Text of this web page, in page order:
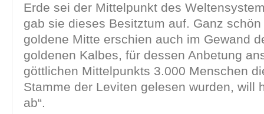
Erde sei der Mittelpunkt des
gab sie dieses Besitztum auf. Ganz
goldene Mitte erschien auch im Gewand
goldenen Kalbes, für dessen Anbetung
göttlichen Mittelpunkts 3.000 Menschen
Stamme der Leviten gelesen wurden, will
ab“.